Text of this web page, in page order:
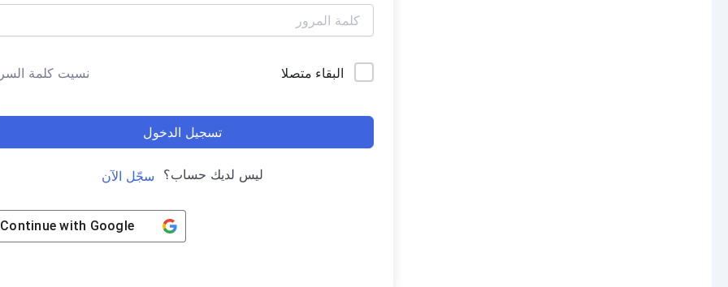
البقاء متصلا نسيت كلمة
تسجيل الدخول
ليس لديك حساب؟ سجّل الآن
Continue with Google